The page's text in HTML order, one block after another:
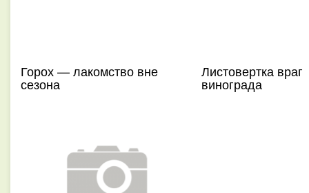
Горох — лакомство вне
сезона
Листовертка враг
винограда